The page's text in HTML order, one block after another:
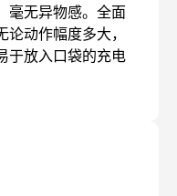
毫无异物感。全面
动作幅度多大，
于放入口袋的充电